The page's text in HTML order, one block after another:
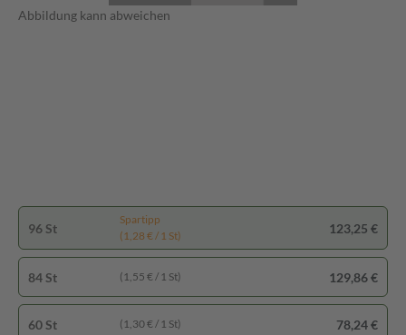
Abbildung kann abweichen
96 St
Spartipp
(1,28 € / 1 St)
123,25 €
84 St (1,55 € / 1 St) 129,86 €
60 St (1,30 € / 1 St) 78,24 €